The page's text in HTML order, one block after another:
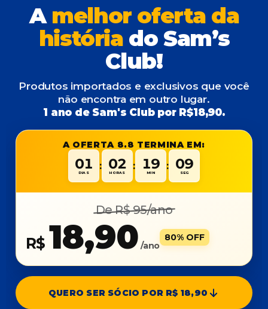
A melhor oferta da
históriado Sam’s
Club!
Produtos importados e exclusivos que você
não encontra em outro lugar.
1 ano de Sam's Club por R$18,90.
A OFERTA 8.8 TERMINA EM:
01
DIAS
: 02
HORAS
: 19
MIN
: 09
SEG
De R$ 95/ano
R$ 18,90 /ano
80% OFF
QUERO SER SÓCIO POR R$ 18,90